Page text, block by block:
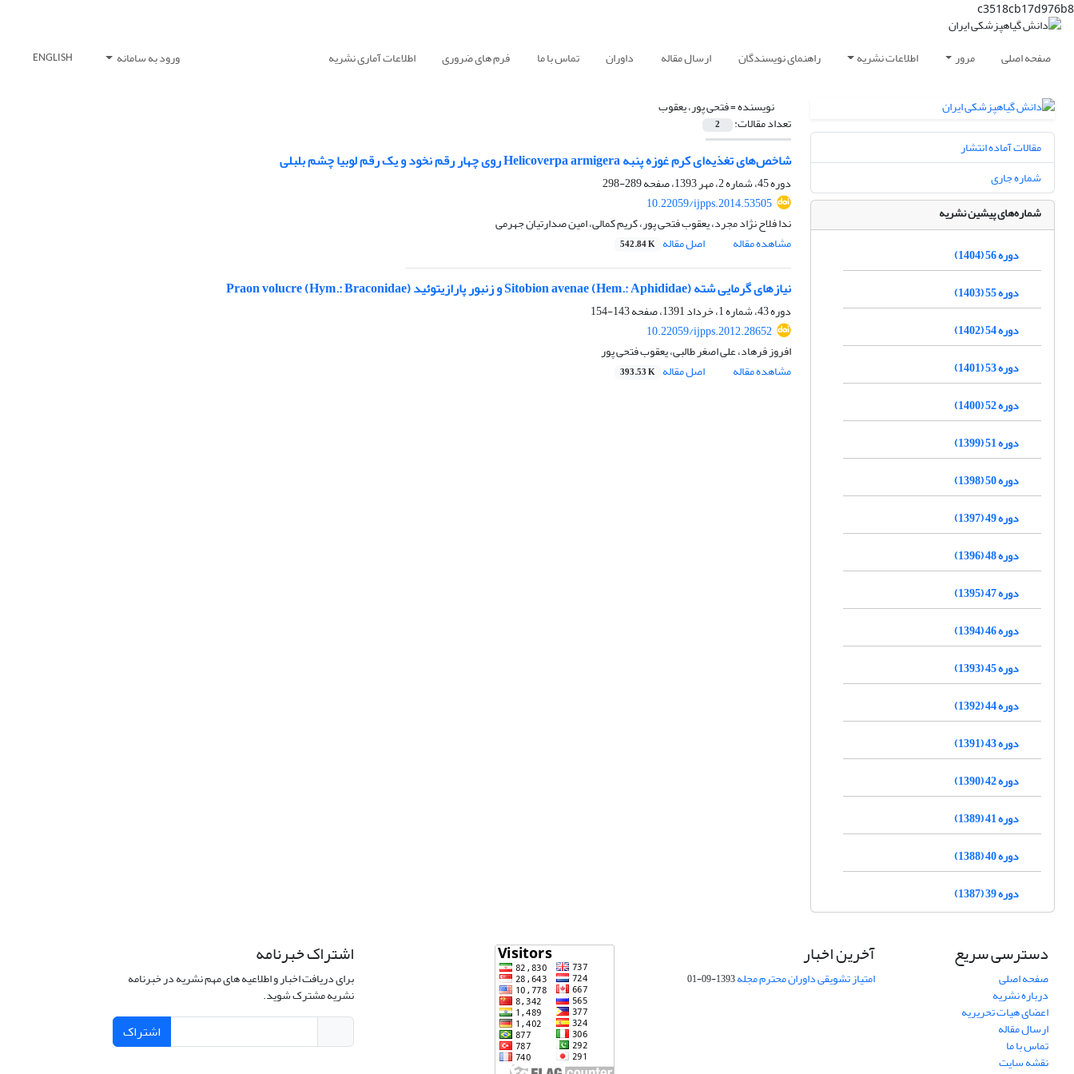
c3518cb17d976b8
صفحه اصلی مرور اطلاعات نشریه راهنمای نویسندگان ارسال مقاله داوران تماس با ما فرم های ضروری اطلاعات آماری نشریه ورود به سامانه ENGLISH
نویسنده =فتحی پور، یعقوب
تعداد مقالات: 2
شاخص‌های تغذیه‌ای کرم غوزه پنبه Helicoverpa armigera روی چهار رقم نخود و یک رقم لوبیا چشم بلبلی
دوره 45، شماره 2، مهر 1393، صفحه
289-298
10.22059/ijpps.2014.53505
ندا فلاح نژاد مجرد، یعقوب فتحی پور، کریم کمالی، امین صدارتیان جهرمی
مشاهده مقاله
اصل مقاله 542.84 K
نیازهای گرمایی شته Sitobion avenae (Hem.: Aphididae) و زنبور پارازیتوئید Praon volucre (Hym.: Braconidae)
دوره 43، شماره 1، خرداد 1391، صفحه
143-154
10.22059/ijpps.2012.28652
افروز فرهاد، علی اصغر طالبی، یعقوب فتحی پور
مشاهده مقاله
اصل مقاله 393.53 K
مقالات آماده انتشار
شماره جاری
شماره‌های پیشین نشریه
دوره 56 (1404)
دوره 55 (1403)
دوره 54 (1402)
دوره 53 (1401)
دوره 52 (1400)
دوره 51 (1399)
دوره 50 (1398)
دوره 49 (1397)
دوره 48 (1396)
دوره 47 (1395)
دوره 46 (1394)
دوره 45 (1393)
دوره 44 (1392)
دوره 43 (1391)
دوره 42 (1390)
دوره 41 (1389)
دوره 40 (1388)
دوره 39 (1387)
دسترسی سریع
صفحه اصلی
درباره نشریه
اعضای هیات تحریریه
ارسال مقاله
تماس با ما
نقشه سایت
آخرین اخبار
امتیاز تشویقی داوران محترم مجله1393-09-01
اشتراک خبرنامه
برای دریافت اخبار و اطلاعیه های مهم نشریه در خبرنامه
نشریه مشترک شوید.
اشتراک